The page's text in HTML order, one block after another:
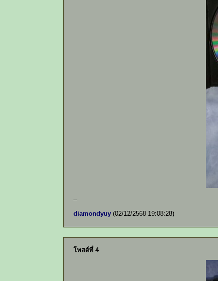
diamondyuy (02/12/2568 19:08:28)
โพสต์ที่ 4